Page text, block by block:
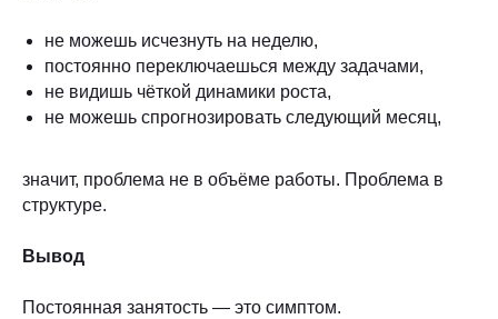
не можешь исчезнуть на неделю,
постоянно переключаешься между задачами,
не видишь чёткой динамики роста,
не можешь спрогнозировать следующий месяц,
значит, проблема не в объёме работы. Проблема в
структуре.
Вывод
Постоянная занятость — это симптом.